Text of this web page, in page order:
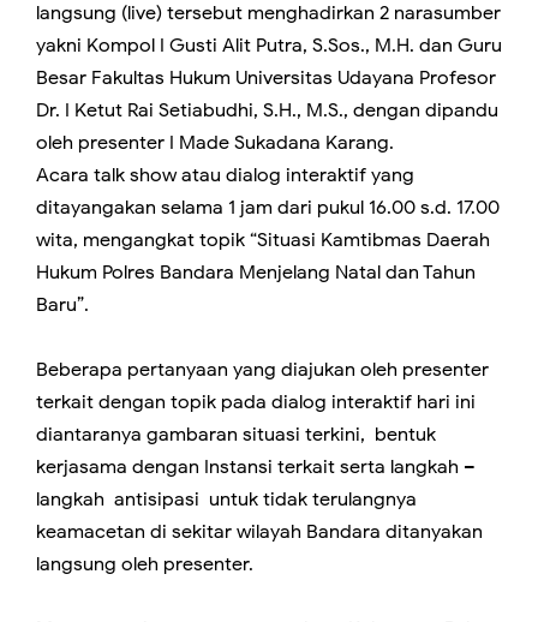
langsung (live) tersebut menghadirkan 2 narasumber
yakni Kompol I Gusti Alit Putra, S.Sos., M.H. dan Guru
Besar Fakultas Hukum Universitas Udayana Profesor
Dr. I Ketut Rai Setiabudhi, S.H., M.S., dengan dipandu
oleh presenter I Made Sukadana Karang.
Acara talk show atau dialog interaktif yang
ditayangakan selama 1 jam dari pukul 16.00 s.d. 17.00
wita, mengangkat topik “Situasi Kamtibmas Daerah
Hukum Polres Bandara Menjelang Natal dan Tahun
Baru”.
Beberapa pertanyaan yang diajukan oleh presenter
terkait dengan topik pada dialog interaktif hari ini
diantaranya gambaran situasi terkini, bentuk
kerjasama dengan Instansi terkait serta langkah –
langkah antisipasi untuk tidak terulangnya
keamacetan di sekitar wilayah Bandara ditanyakan
langsung oleh presenter.